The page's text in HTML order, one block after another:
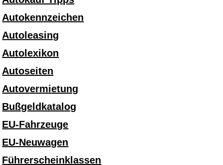
Autokennzeichen
Autoleasing
Autolexikon
Autoseiten
Autovermietung
Bußgeldkatalog
EU-Fahrzeuge
EU-Neuwagen
Führerscheinklassen